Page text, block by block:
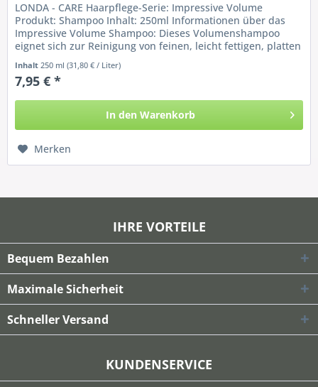
LONDA - CARE Haarpflege-Serie: Impressive Volume
Produkt: Shampoo Inhalt: 250ml Informationen über das
Impressive Volume Shampoo: Dieses Volumenshampoo
eignet sich zur Reinigung von feinen, leicht fettigen, platten
Inhalt250 ml(31,80 € / Liter)
7,95 € *
In den Warenkorb
Merken
IHRE VORTEILE
Bequem Bezahlen
Maximale Sicherheit
Schneller Versand
KUNDENSERVICE